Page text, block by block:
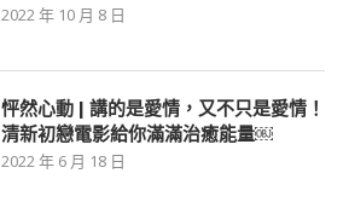
2022 年 10 月 8 日
怦然心動 | 講的是愛情，又不只是愛情！
清新初戀電影給你滿滿治癒能量￼
2022 年 6 月 18 日